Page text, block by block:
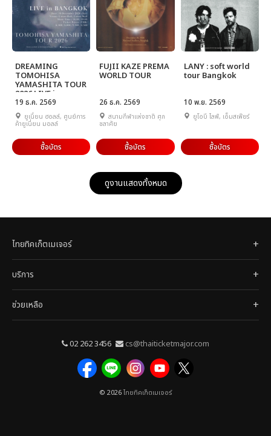
DREAMING
TOMOHISA
YAMASHITA TOUR
2026 LIVE in
BANGKOK
19 ธ.ค. 2569
ยูเนี่ยน ฮอลล์, ศูนย์การ
ค้ายูเนี่ยน มอลล์
ซื้อบัตร
FUJII KAZE PREMA
WORLD TOUR
26 ธ.ค. 2569
สนามกีฬาแห่งชาติ ศุภ
ชลาศัย
ซื้อบัตร
LANY : soft world
tour Bangkok
10 พ.ย. 2569
ยูโอบี ไลฟ์, เอ็มสเฟียร์
ซื้อบัตร
ดูงานแสดงทั้งหมด
ไทยทิคเก็ตเมเจอร์
บริการ
ช่วยเหลือ
02 262 3456 cs@thaiticketmajor.com
© 2026ไทยทิคเก็ตเมเจอร์